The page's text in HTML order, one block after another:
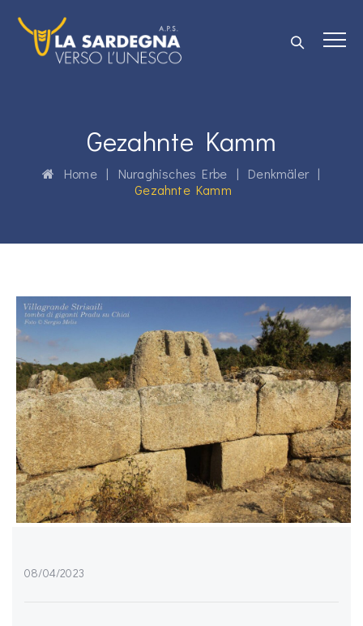
Gezahnte Kamm
Home| Nuraghisches Erbe | Denkmäler|
Gezahnte Kamm
08/04/2023